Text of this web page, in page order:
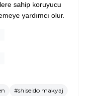
sahip koruyucu
yardımcı olur.
#shiseido makyaj